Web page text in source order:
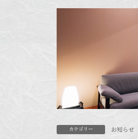
カテゴリー お知らせ